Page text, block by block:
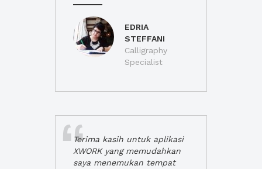
EDRIA
STEFFANI
Calligraphy
Specialist
Terima kasih untuk aplikasi
XWORK yang memudahkan
saya menemukan tempat